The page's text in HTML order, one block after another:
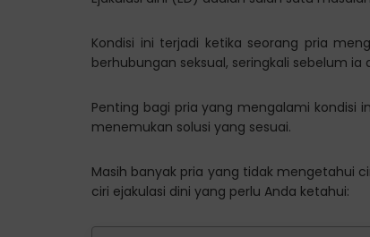
Kondisi ini terjadi ketika seorang pria
berhubungan seksual, seringkali sebelum
Penting bagi pria yang mengalami kondisi
menemukan solusi yang sesuai.
Masih banyak pria yang tidak mengetahui
ciri ejakulasi dini yang perlu Anda ketahui: